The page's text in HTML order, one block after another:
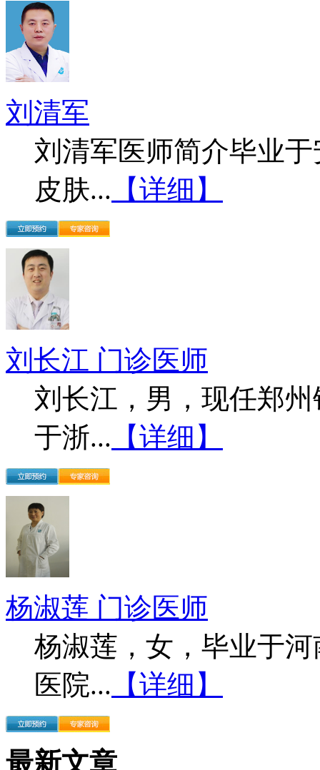
刘清军
刘清军医师简介毕业
皮肤... 【详细】
刘长江 门诊医师
刘长江，男，现任郑
于浙... 【详细】
杨淑莲 门诊医师
杨淑莲，女，毕业于
医院... 【详细】
最新文章